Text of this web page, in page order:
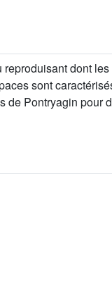
dont
sont
de Pontryagin pour